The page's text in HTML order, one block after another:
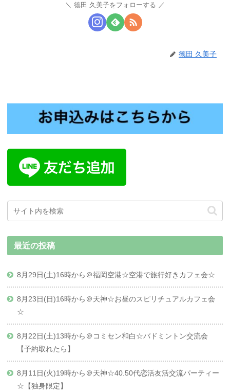
徳田 久美子をフォローする
徳田 久美子
最近の投稿
8月29日(土)16時から＠福岡空港☆空港で旅行好きカフェ会☆
8月23日(日)16時から＠天神☆お昼のスピリチュアルカフェ会
☆
8月22日(土)13時から＠コミセン和白☆バドミントン交流会
【予約取れたら】
8月11日(火)19時から＠天神☆40.50代恋活友活交流パーティー
☆【独身限定】